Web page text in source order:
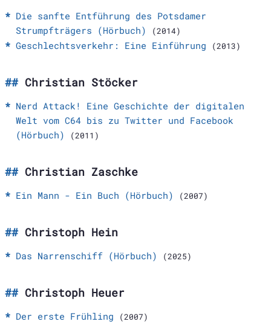
Die sanfte Entführung des Potsdamer
Strumpfträgers (Hörbuch)
(2014)
Geschlechtsverkehr: Eine Einführung (2013)
Christian Stöcker
Nerd Attack! Eine Geschichte der digitalen
Welt vom C64 bis zu Twitter und Facebook
(Hörbuch)
(2011)
Christian Zaschke
Ein Mann - Ein Buch (Hörbuch) (2007)
Christoph Hein
Das Narrenschiff (Hörbuch) (2025)
Christoph Heuer
Der erste Frühling (2007)